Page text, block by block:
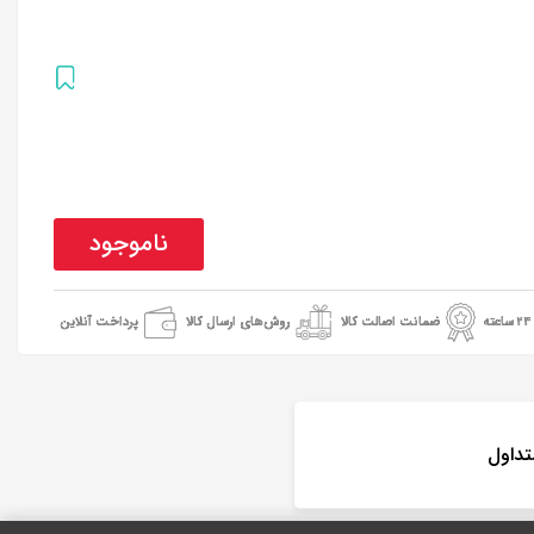
ناموجود
ضمانت اصالت کالا روش‌های ارسال کالا پرداخت آنلاین